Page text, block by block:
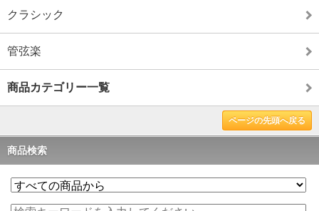
クラシック
管弦楽
商品カテゴリー一覧
ページの先頭へ戻る
商品検索